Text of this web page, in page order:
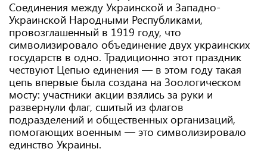
Соединения между Украинской и Западно-
Украинской Народными Республиками,
провозглашенный в 1919 году, что
символизировало объединение двух украинских
государств в одно. Традиционно этот праздник
чествуют Цепью единения — в этом году такая
цепь впервые была создана на Зоологическом
мосту: участники акции взялись за руки и
развернули флаг, сшитый из флагов
подразделений и общественных организаций,
помогающих военным — это символизировало
единство Украины.